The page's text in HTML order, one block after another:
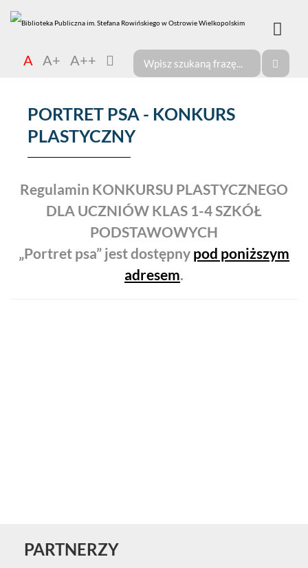
A A+ A++
PORTRET PSA - KONKURS
PLASTYCZNY
Regulamin KONKURSU PLASTYCZNEGO
DLA UCZNIÓW KLAS 1-4 SZKÓŁ
PODSTAWOWYCH
„Portret psa” jest dostępny pod poniższym
adresem.
PARTNERZY